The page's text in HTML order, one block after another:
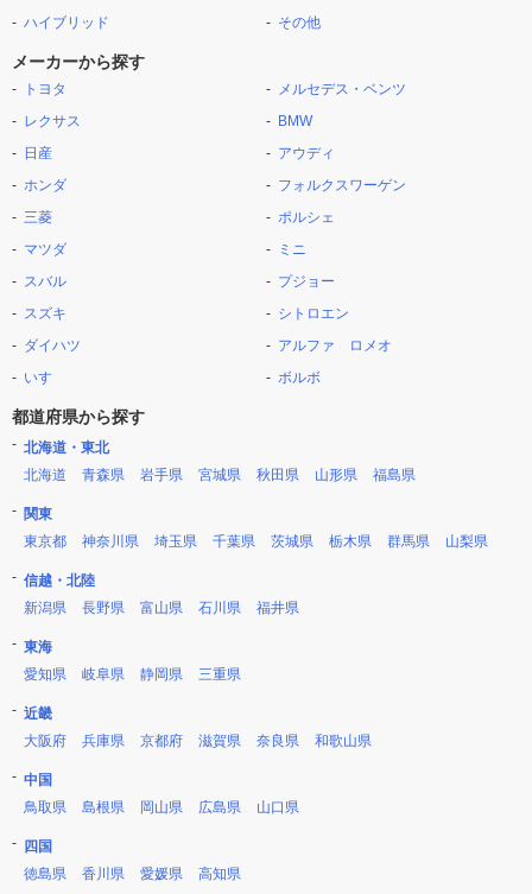
ハイブリッド
その他
メーカーから探す
トヨタ
レクサス
日産
ホンダ
三菱
マツダ
スバル
スズキ
ダイハツ
いすゞ
メルセデス・ベンツ
BMW
アウディ
フォルクスワーゲン
ポルシェ
ミニ
プジョー
シトロエン
アルファ ロメオ
ボルボ
都道府県から探す
北海道・東北
北海道
青森県 岩手県 宮城県 秋田県 山形県 福島県
関東
東京都
神奈川県 埼玉県 千葉県 茨城県 栃木県 群馬県 山梨県
信越・北陸
新潟県
長野県 富山県 石川県 福井県
東海
愛知県
岐阜県 静岡県 三重県
近畿
大阪府
兵庫県 京都府 滋賀県 奈良県 和歌山県
中国
鳥取県
島根県 岡山県 広島県 山口県
四国
徳島県
香川県 愛媛県 高知県